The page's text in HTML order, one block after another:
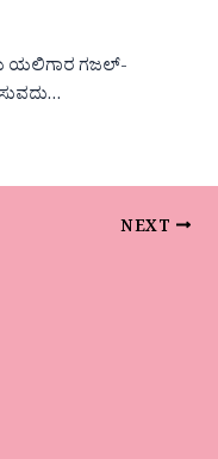
ಯಲಿಗಾರ ಗಜಲ್-
NEXT